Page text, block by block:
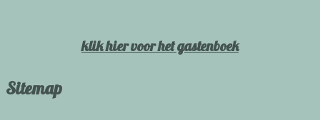
klik hier voor het gastenboek
Sitemap